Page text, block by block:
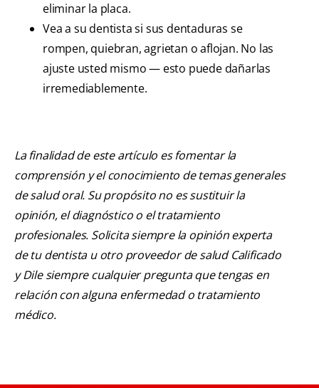
eliminar la placa.
Vea a su dentista si sus dentaduras se
rompen, quiebran, agrietan o aflojan. No las
ajuste usted mismo — esto puede dañarlas
irremediablemente.
La finalidad de este artículo es fomentar la
comprensión y el conocimiento de temas generales
de salud oral. Su propósito no es sustituir la
opinión, el diagnóstico o el tratamiento
profesionales. Solicita siempre la opinión experta
de tu dentista u otro proveedor de salud Calificado
y Dile siempre cualquier pregunta que tengas en
relación con alguna enfermedad o tratamiento
médico.